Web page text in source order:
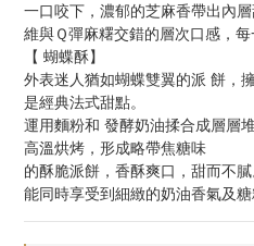
一口咬下，濃郁的芝麻香帶出內
維與Ｑ彈麻糬交錯的層次口感，
【 蝴蝶酥】
外表迷人猶如蝴蝶雙翼的派 餅，
是經典法式甜點。
運用麵粉和 發酵奶油揉合成層層
高溫烘烤，形成略帶焦糖味
的酥脆派餅，香酥爽口，甜而不膩
能同時享受到細緻的奶油香氣及糖